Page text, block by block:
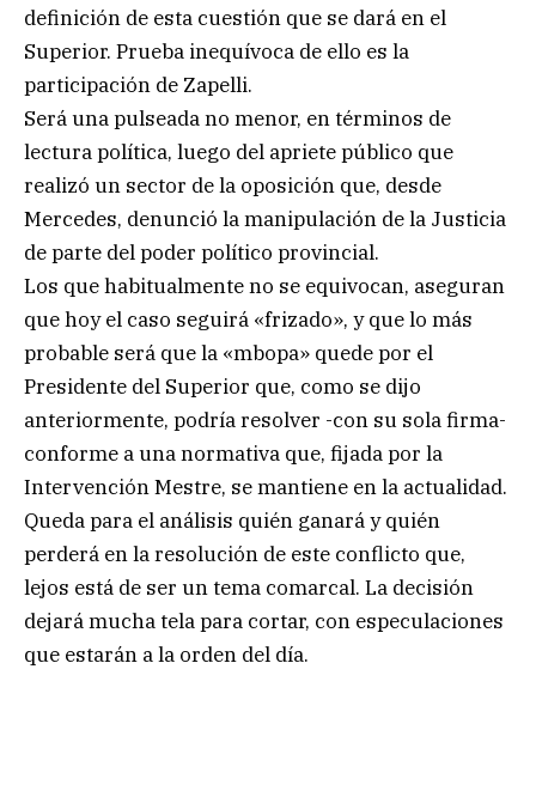
definición de esta cuestión que se dará en el
Superior. Prueba inequívoca de ello es la
participación de Zapelli.
Será una pulseada no menor, en términos de
lectura política, luego del apriete público que
realizó un sector de la oposición que, desde
Mercedes, denunció la manipulación de la Justicia
de parte del poder político provincial.
Los que habitualmente no se equivocan, aseguran
que hoy el caso seguirá «frizado», y que lo más
probable será que la «mbopa» quede por el
Presidente del Superior que, como se dijo
anteriormente, podría resolver -con su sola firma-
conforme a una normativa que, fijada por la
Intervención Mestre, se mantiene en la actualidad.
Queda para el análisis quién ganará y quién
perderá en la resolución de este conflicto que,
lejos está de ser un tema comarcal. La decisión
dejará mucha tela para cortar, con especulaciones
que estarán a la orden del día.